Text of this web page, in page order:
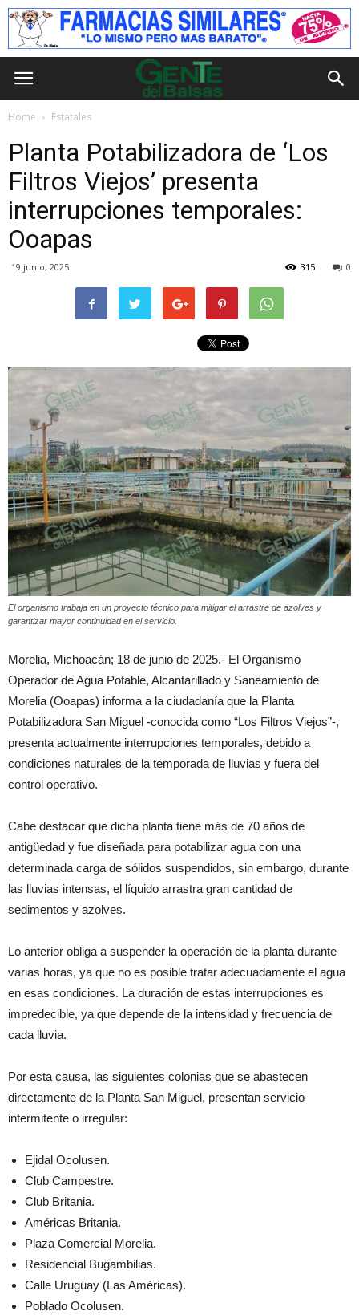
Home Estatales
Planta Potabilizadora de ‘Los
Filtros Viejos’ presenta
interrupciones temporales:
Ooapas
19 junio, 2025 0
315
El organismo trabaja en un proyecto técnico para mitigar el arrastre de azolves y
garantizar mayor continuidad en el servicio.
Morelia, Michoacán; 18 de junio de 2025.- El Organismo
Operador de Agua Potable, Alcantarillado y Saneamiento de
Morelia (Ooapas) informa a la ciudadanía que la Planta
Potabilizadora San Miguel -conocida como “Los Filtros Viejos”-,
presenta actualmente interrupciones temporales, debido a
condiciones naturales de la temporada de lluvias y fuera del
control operativo.
Cabe destacar que dicha planta tiene más de 70 años de
antigüedad y fue diseñada para potabilizar agua con una
determinada carga de sólidos suspendidos, sin embargo, durante
las lluvias intensas, el líquido arrastra gran cantidad de
sedimentos y azolves.
Lo anterior obliga a suspender la operación de la planta durante
varias horas, ya que no es posible tratar adecuadamente el agua
en esas condiciones. La duración de estas interrupciones es
impredecible, ya que depende de la intensidad y frecuencia de
cada lluvia.
Por esta causa, las siguientes colonias que se abastecen
directamente de la Planta San Miguel, presentan servicio
intermitente o irregular:
Ejidal Ocolusen.
Club Campestre.
Club Britania.
Américas Britania.
Plaza Comercial Morelia.
Residencial Bugambilias.
Calle Uruguay (Las Américas).
Poblado Ocolusen.